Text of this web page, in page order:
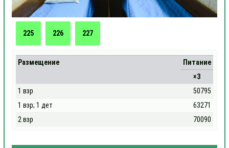
225 226 227
Размещение
Питание
×3
1 взр
50795
1 взр; 1 дет
63271
2 взр
70090